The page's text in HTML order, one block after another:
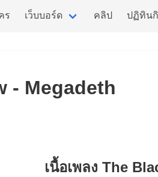
ร เว็บบอร์ด คลิป ปฏิทิน
- Megadeth
เนื้อเพลง The